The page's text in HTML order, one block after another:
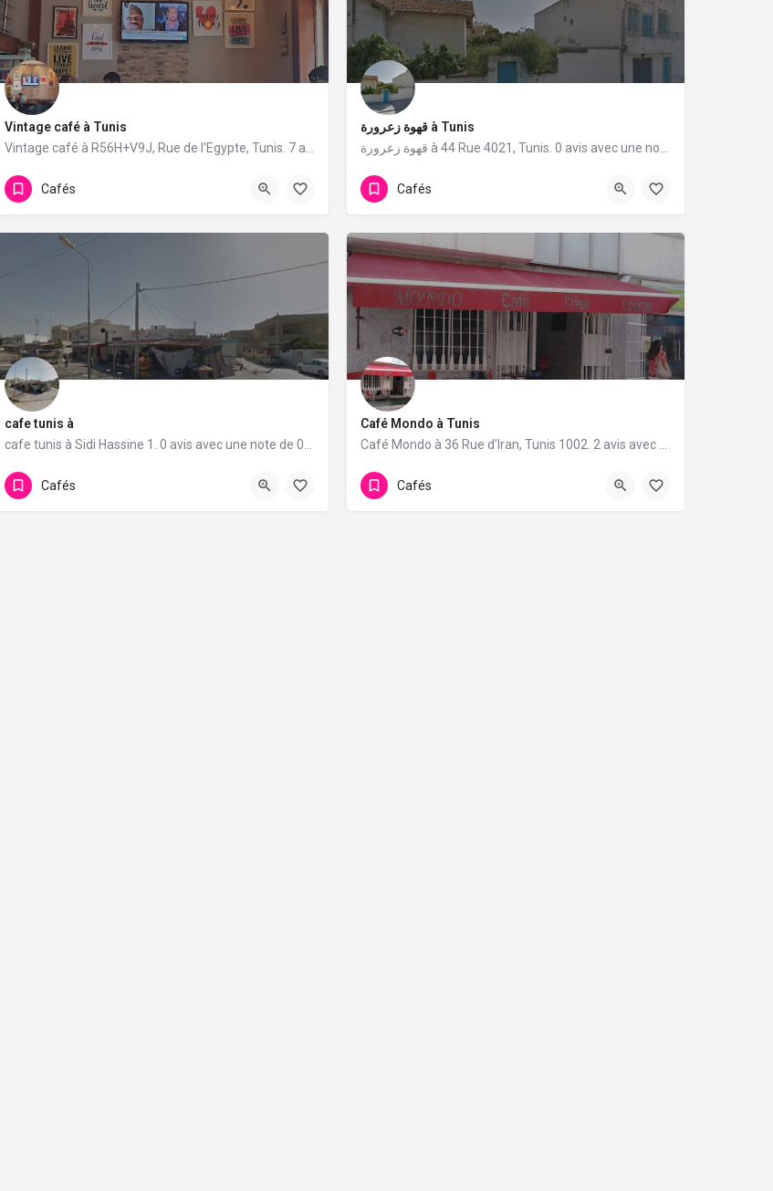
Vintage café à Tunis
Cafés
قهوة زعرورة à Tunis
Cafés
cafe tunis à
Cafés
Café Mondo à Tunis
Cafés